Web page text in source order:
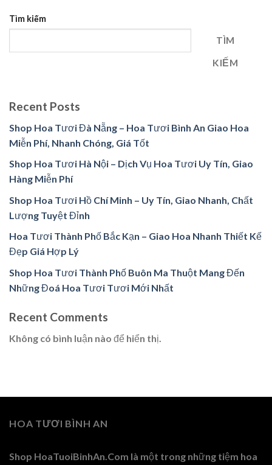
Tìm kiếm
TÌM
KIẾM
Recent Posts
Shop Hoa Tươi Đà Nẵng – Hoa Tươi Bình An Giao Hoa
Miễn Phí, Nhanh Chóng, Giá Tốt
Shop Hoa Tươi Hà Nội – Dịch Vụ Hoa Tươi Uy Tín, Giao
Hàng Miễn Phí
Shop Hoa Tươi Hồ Chí Minh – Uy Tín, Giao Nhanh, Chất
Lượng Tuyệt Đỉnh
Hoa Tươi Thành Phố Bắc Kạn – Giao Hoa Nhanh Thiết Kế
Đẹp Giá Hợp Lý
Shop Hoa Tươi Thành Phố Buôn Ma Thuột Mang Đến
Những Đoá Hoa Tươi Tươi Mới Nhất
Recent Comments
Không có bình luận nào để hiển thị.
HOA TƯƠI BÌNH AN
Shop HoaTuoiBinhAn.Com là một trong những tiệm hoa